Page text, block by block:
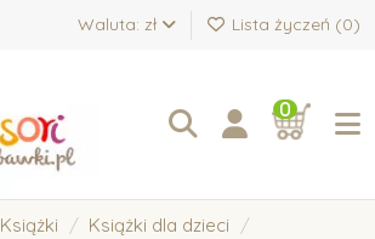
Waluta: zł Lista życzeń (0)
0
Książki
Książki dla dzieci